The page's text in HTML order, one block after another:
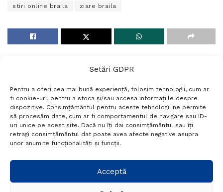
Setări GDPR
Pentru a oferi cea mai bună experiență, folosim tehnologii, cum ar
fi cookie-uri, pentru a stoca și/sau accesa informațiile despre
dispozitive. Consimțământul pentru aceste tehnologii ne permite
să procesăm date, cum ar fi comportamentul de navigare sau ID-
uri unice pe acest site. Dacă nu îți dai consimțământul sau îți
retragi consimțământul dat poate avea afecte negative asupra
unor anumite funcționalități și funcții.
Acceptă
stiri online braila ziare braila
Termeni si conditii
Politică de confidențialitate
Politica cookies
Setări GDPR
+40 788 760 194